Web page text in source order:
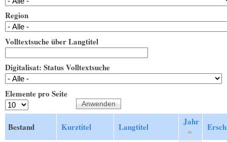
Region
Volltextsuche über Langtitel
Digitalisat: Status Volltextsuche
Elemente pro Seite
Bestand Kurztitel Langtitel Jahr